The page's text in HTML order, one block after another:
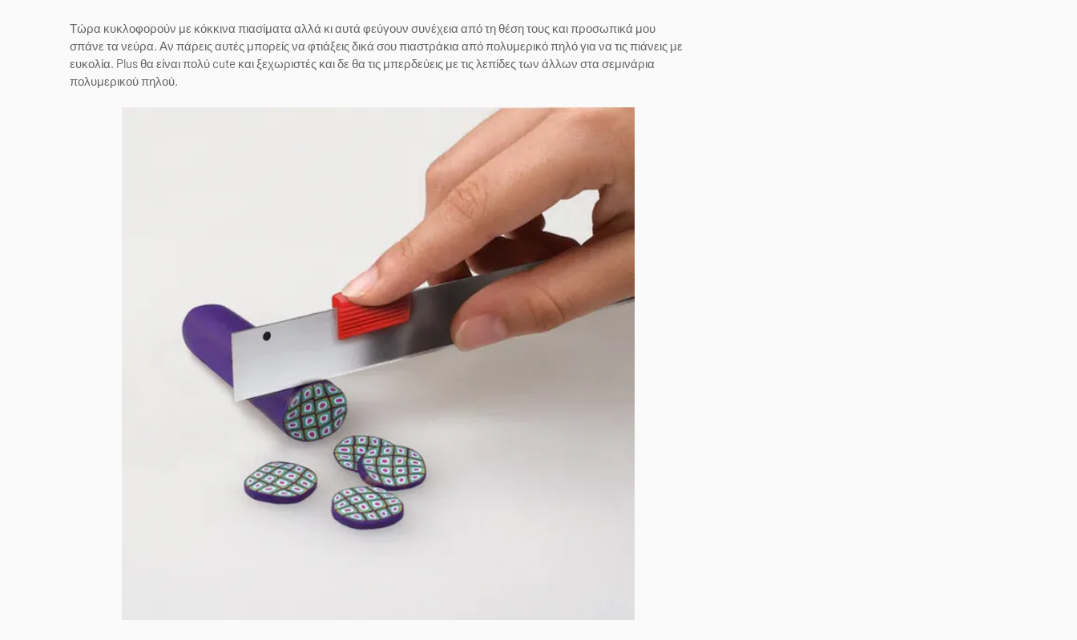
Τώρα κυκλοφορούν με κόκκινα πιασίματα αλλά κι αυτά φεύγουν συνέχεια από τη θέση τους και προσωπικά μου
σπάνε τα νεύρα. Αν πάρεις αυτές μπορείς να φτιάξεις δικά σου πιαστράκια από πολυμερικό πηλό για να τις πιάνεις με
ευκολία. Plus θα είναι πολύ cute και ξεχωριστές και δε θα τις μπερδεύεις με τις λεπίδες των άλλων στα σεμινάρια
πολυμερικού πηλού.